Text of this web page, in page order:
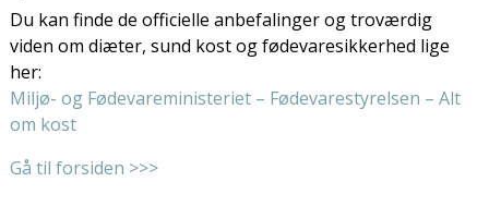
Du kan finde de officielle anbefalinger og troværdig
viden om diæter, sund kost og fødevaresikkerhed lige
her:
Miljø- og Fødevareministeriet – Fødevarestyrelsen – Alt
om kost
Gå til forsiden >>>